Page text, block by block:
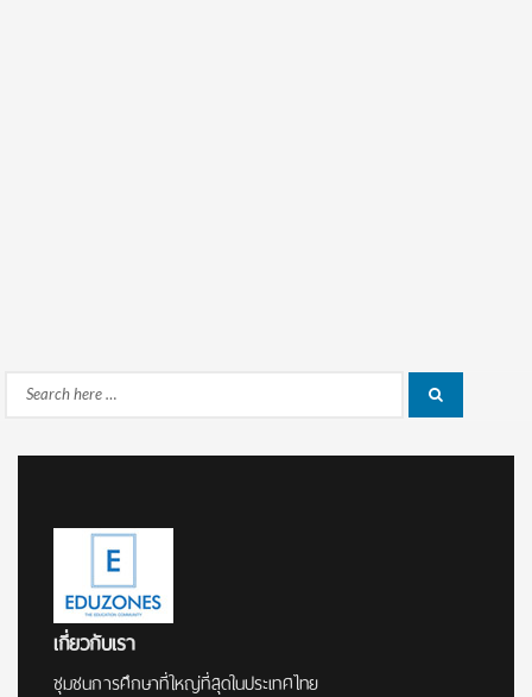
Search
เกี่ยวกับเรา
ชุมชนการศึกษาที่ใหญ่ที่สุดในประเทศไทย